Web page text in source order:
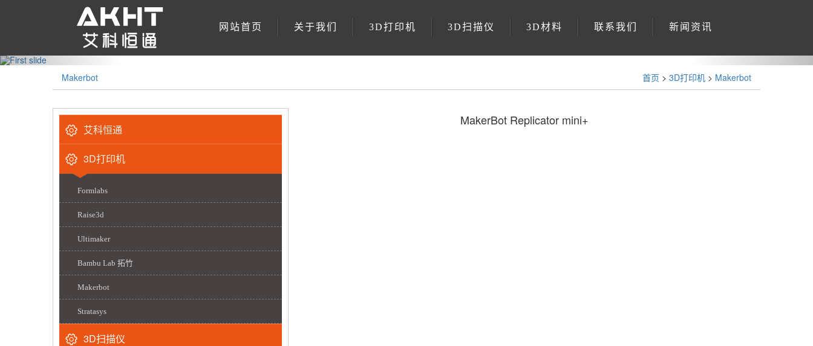
网站首页 关于我们 3D打印机 3D扫描仪 3D材料 联系我们 新闻资讯
Makerbot 首页 > 3D打印机 > Makerbot
艾科恒通
3D打印机
Formlabs
Raise3d
Ultimaker
Bambu Lab 拓竹
Makerbot
Stratasys
3D扫描仪
MakerBot Replicator mini+